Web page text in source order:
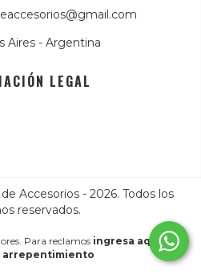
Aires - Argentina
LEGAL
Accesorios - 2026. Todos los
reservados.
Para reclamos ingresa aquí.
/
arrepentimiento